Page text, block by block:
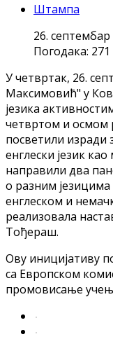
Штампа
26. септембар
Погодака: 271
У четвртак, 26.
Максимовић" у
језика
четвртом и осмом
посветили изради
енглески језик
направили два
о разним језицима
енглеском и
реализовала
Тођераш.
Ову иницијативу
са Европском
промовисање